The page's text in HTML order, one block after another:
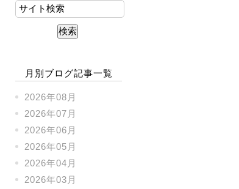
月別ブログ記事一覧
2026年08月
2026年07月
2026年06月
2026年05月
2026年04月
2026年03月